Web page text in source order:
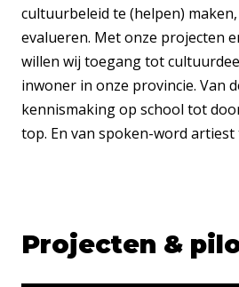
cultuurbeleid te (helpen)
evalueren. Met onze projecten
willen wij toegang tot
inwoner in onze provincie. Van
kennismaking op school tot
top. En van spoken-word
Projecten &